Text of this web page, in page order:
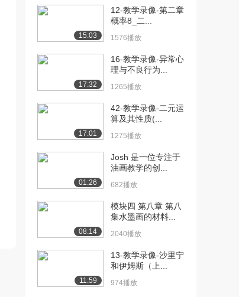
[10] 4-教学录像-水彩画静
物写生（上）...
2982播放
[11] 4-教学录像-水彩画静
物写生（上）...
1080播放
[12] 4-教学录像-水彩画静
物写生（上）...
1108播放
13:22
[13] 5-教学录像-水彩画静
16:07
[14] 5-教学录像-水彩画静
16:10
[15] 5-教学录像-水彩画静
16:09
15:03
12-教学录像-第二章
概率8_二...
1576播放
17:32
16-教学录像-异常心
理与不良行为...
1265播放
17:01
42-教学录像-二元运
算及其性质(...
1275播放
01:26
Josh 是一位专注于
油画教学的创...
682播放
08:14
模块四 第八章 第八
集水墨画的材料...
2040播放
11:59
13-教学录像-沙里宁
和伊姆斯（上...
974播放